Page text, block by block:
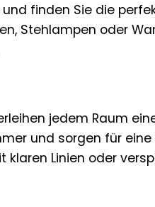
und finden Sie die
Stehlampen oder
jedem Raum
und sorgen für
klaren Linien oder